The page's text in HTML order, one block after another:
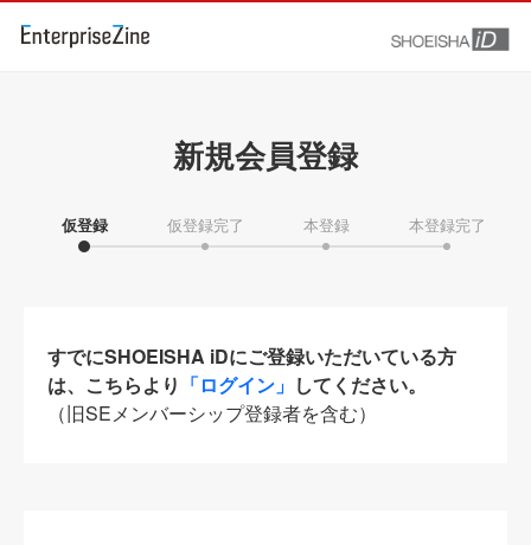
新規会員登録
仮登録 仮登録完了 本登録 本登録完了
すでにSHOEISHA iDにご登録いただいている方
は、こちらより 「ログイン」 してください。
（旧SEメンバーシップ登録者を含む）